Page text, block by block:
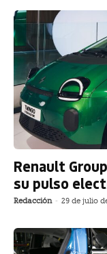
Renault
su pulso
Redacción - 29 de julio